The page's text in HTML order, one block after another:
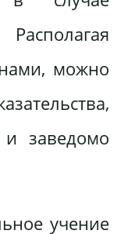
можно
заведомо
учение